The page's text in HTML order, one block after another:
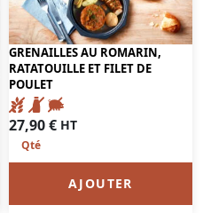
GRENAILLES AU ROMARIN,
RATATOUILLE ET FILET DE
POULET
27,90€ HT
AJOUTER